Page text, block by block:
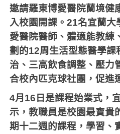
邀請羅東博愛醫院蘭境健
入校園開課。21名宜蘭大
愛醫院醫師、體適能教練
劃的12周生活型態醫學課
治、三高飲食調整、壓力
合校內匹克球社團，促進
4月 16 日是課程始業式，
示，教職員是校園最寶貴
期十二週的課程，學習、